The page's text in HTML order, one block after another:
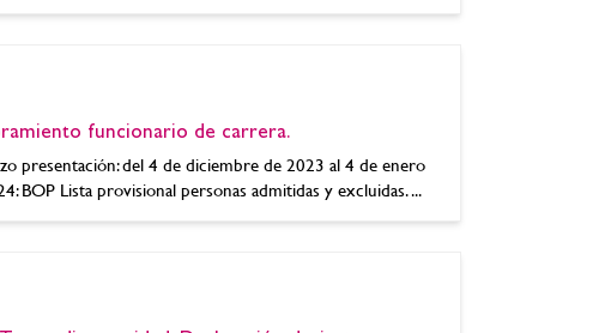
funcionario de carrera.
presentación: del 4 de diciembre de 2023 al 4 de enero
BOP Lista provisional personas admitidas y excluidas. ...